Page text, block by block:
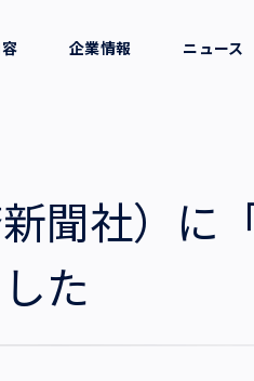
企業情報
役員一覧
拠点一覧
ニュース
聞社）に
た